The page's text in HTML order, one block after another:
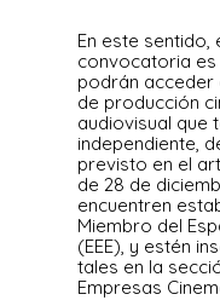
En este
convocatoria es
podrán acceder
de producción
audiovisual que
independiente,
previsto en el
de 28 de
encuentren
Miembro del
(EEE), y estén
tales en la
Empresas